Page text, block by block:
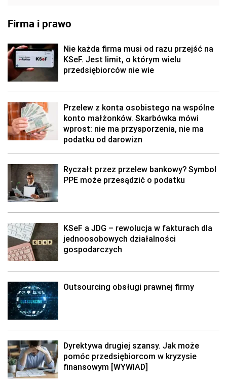
Firma i prawo
Nie każda firma musi od razu przejść na
KSeF. Jest limit, o którym wielu
przedsiębiorców nie wie
Przelew z konta osobistego na wspólne
konto małżonków. Skarbówka mówi
wprost: nie ma przysporzenia, nie ma
podatku od darowizn
Ryczałt przez przelew bankowy? Symbol
PPE może przesądzić o podatku
KSeF a JDG – rewolucja w fakturach dla
jednoosobowych działalności
gospodarczych
Outsourcing obsługi prawnej firmy
Dyrektywa drugiej szansy. Jak może
pomóc przedsiębiorcom w kryzysie
finansowym [WYWIAD]